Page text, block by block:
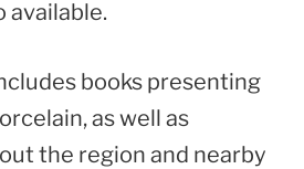
available.
books presenting
as well as
the region and nearby